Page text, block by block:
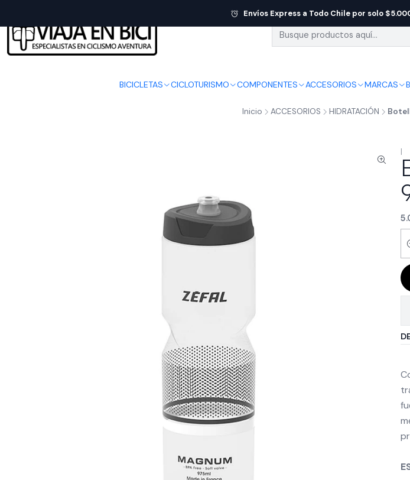
BICICLETAS CICLOTURISMO COMPONENTES ACCESORIOS MARCAS
Envíos Express a Todo Chile por solo
Inicio ACCESORIOS HIDRATACIÓN
|